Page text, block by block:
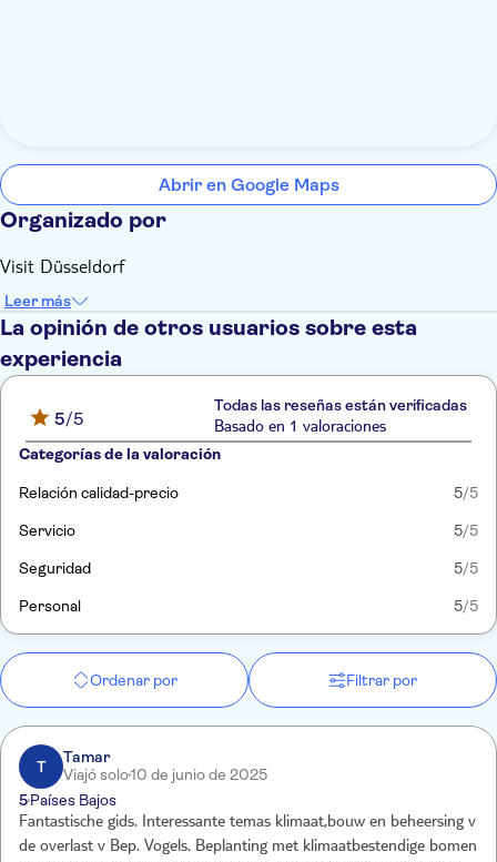
Abrir en Google Maps
Organizado por
Visit Düsseldorf
Leer más
La opinión de otros usuarios sobre esta
experiencia
5/5
Todas las reseñas están verificadas
Basado en 1 valoraciones
Categorías de la valoración
Relación calidad-precio 5/5
Servicio 5/5
Seguridad 5/5
Personal 5/5
Ordenar por Filtrar por
T
Tamar
Viajó solo10 de junio de 2025
5Países Bajos
Fantastische gids. Interessante temas klimaat,bouw en beheersing v
de overlast v Bep. Vogels. Beplanting met klimaatbestendige bomen